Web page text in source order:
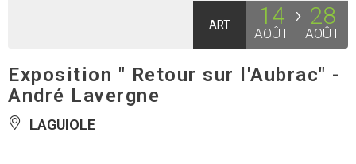
ART 14
AOÛT
28
AOÛT
Exposition " Retour sur l'Aubrac" -
André Lavergne
LAGUIOLE